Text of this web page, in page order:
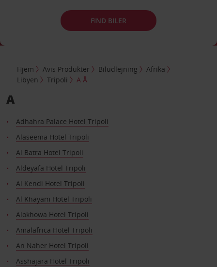
FIND BILER
Hjem Avis Produkter Biludlejning
Afrika
Libyen
Tripoli A Å
A
Adhahra Palace Hotel Tripoli
Alaseema Hotel Tripoli
Al Batra Hotel Tripoli
Aldeyafa Hotel Tripoli
Al Kendi Hotel Tripoli
Al Khayam Hotel Tripoli
Alokhowa Hotel Tripoli
Amalafrica Hotel Tripoli
An Naher Hotel Tripoli
Asshajara Hotel Tripoli